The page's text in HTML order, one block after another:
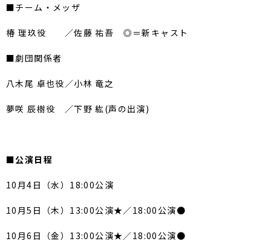
■チーム・メッザ
椿 理玖役 ／佐藤 祐吾 ◎＝新キャスト
■劇団関係者
八木尾 卓也役／小林 竜之
夢咲 辰樹役 ／下野 紘(声の出演)
■公演日程
10月4日（水）18:00公演
10月5日（木）13:00公演★／18:00公演●
10月6日（金）13:00公演★／18:00公演●